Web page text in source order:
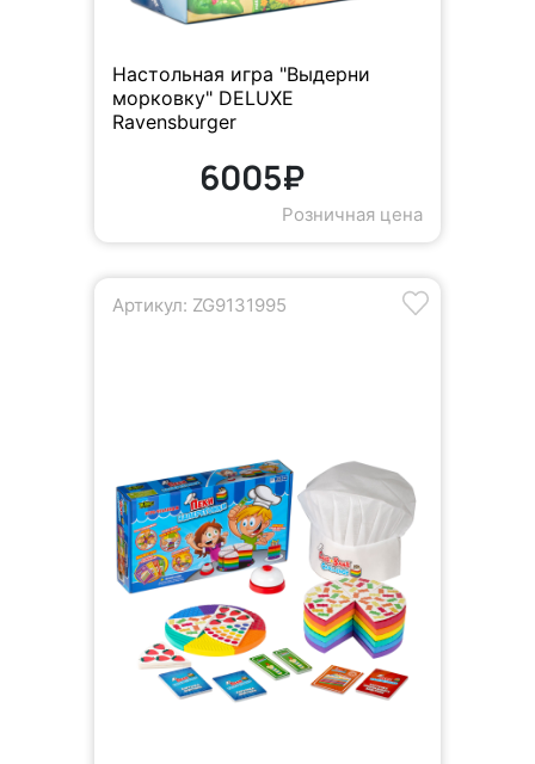
Настольная игра "Выдерни
морковку" DELUXE
Ravensburger
6005₽
Розничная цена
Артикул: ZG9131995